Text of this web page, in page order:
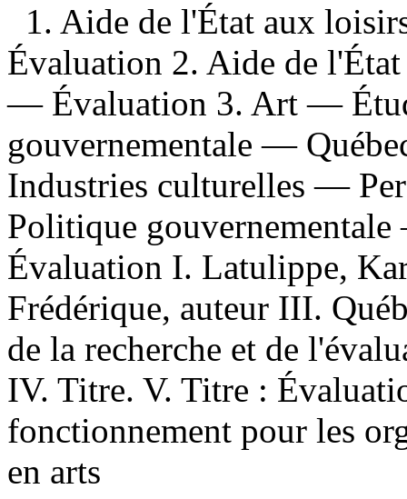
1. Aide de l'État aux
Évaluation 2. Aide de
— Évaluation 3. Art —
gouvernementale —
Industries culturelles —
Politique
Évaluation I. Latulippe,
Frédérique, auteur III.
de la recherche et de
IV. Titre. V. Titre :
fonctionnement pour les
en arts